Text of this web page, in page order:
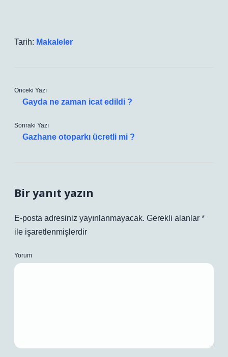
Tarih: Makaleler
Önceki Yazı
Gayda ne zaman icat edildi ?
Sonraki Yazı
Gazhane otoparkı ücretli mi ?
Bir yanıt yazın
E-posta adresiniz yayınlanmayacak. Gerekli alanlar *
ile işaretlenmişlerdir
Yorum